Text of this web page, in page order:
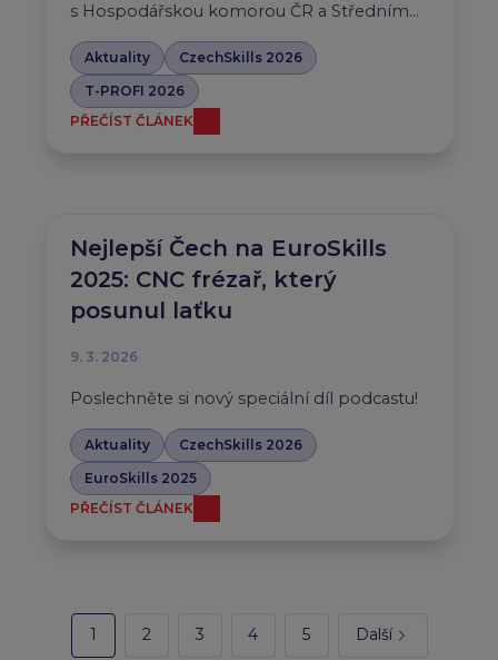
s Hospodářskou komorou ČR a Středním…
Aktuality
CzechSkills 2026
T-PROFI 2026
PŘEČÍST ČLÁNEK
Nejlepší Čech na EuroSkills
2025: CNC frézař, který
posunul laťku
9. 3. 2026
Poslechněte si nový speciální díl podcastu!
Aktuality
CzechSkills 2026
EuroSkills 2025
PŘEČÍST ČLÁNEK
1 2 3 4 5 Další